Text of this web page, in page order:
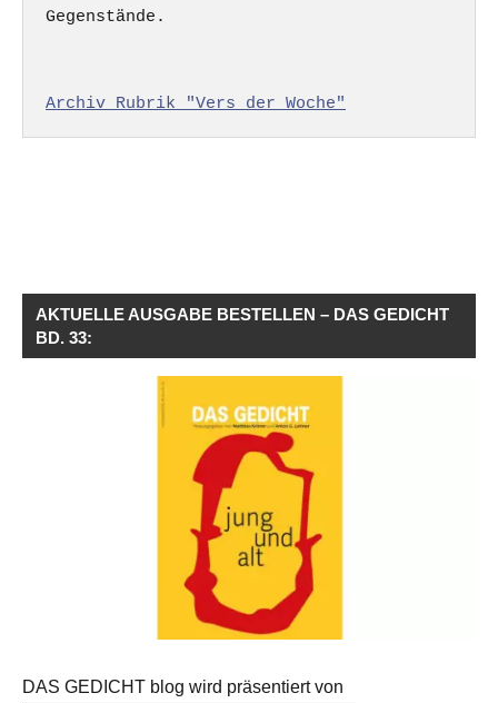
Gegenstände.
Archiv Rubrik "Vers der Woche"
AKTUELLE AUSGABE BESTELLEN – DAS GEDICHT
BD. 33:
DAS GEDICHT blog wird präsentiert von